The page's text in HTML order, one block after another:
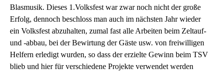
Blasmusik. Dieses 1.Volksfest war zwar noch nicht der große
Erfolg, dennoch beschloss man auch im nächsten Jahr wieder
ein Volksfest abzuhalten, zumal fast alle Arbeiten beim Zeltauf-
und -abbau, bei der Bewirtung der Gäste usw. von freiwilligen
Helfern erledigt wurden, so dass der erzielte Gewinn beim TSV
blieb und hier für verschiedene Projekte verwendet werden